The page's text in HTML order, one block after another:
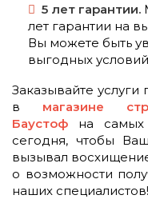
5 лет гарантии.
лет гарантии на
Вы можете быть
выгодных
Заказывайте услуги
в магазине
Баустоф на самых
сегодня, чтобы
вызывал
о возможности
наших специалистов!